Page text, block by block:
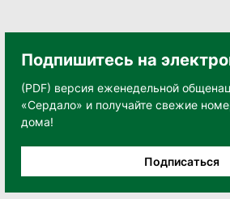
Подпишитесь на
(PDF) версия еженедельной
«Сердало» и получайте свежие
дома!
Подписаться